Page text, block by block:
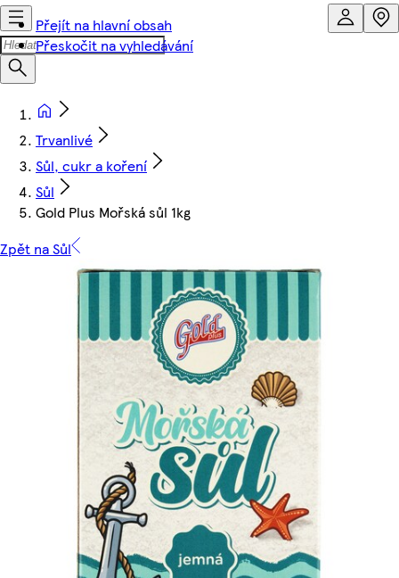
Přejít na hlavní obsah
Přeskočit na vyhledávání
Trvanlivé
Sůl, cukr a koření
Sůl
Gold Plus Mořská sůl 1kg
Zpět na Sůl